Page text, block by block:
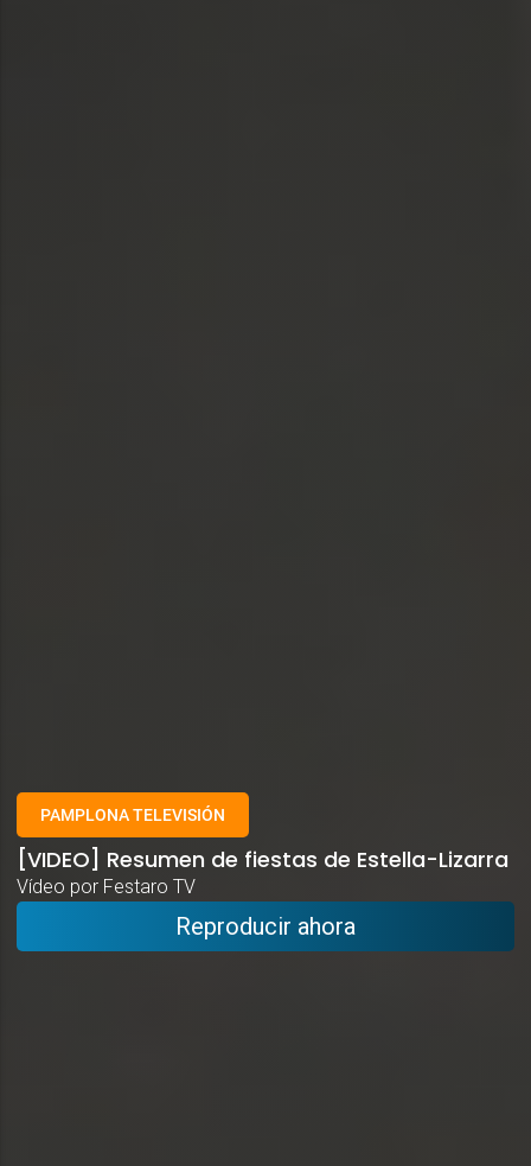
PAMPLONA TELEVISIÓN
[VIDEO] Resumen de fiestas de Estella-Lizarra
Vídeo por Festaro TV
Reproducir ahora